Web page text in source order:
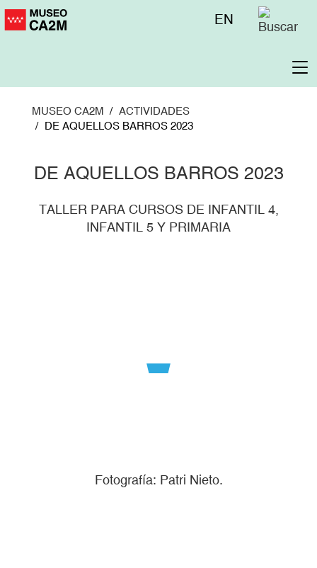
Pasar
Menú
EN
MUSEO CA2M
ACTIVIDADES
DE AQUELLOS BARROS 2023
DE AQUELLOS BARROS 2023
TALLER PARA CURSOS DE INFANTIL 4,
INFANTIL 5 Y PRIMARIA
Fotografía: Patri Nieto.